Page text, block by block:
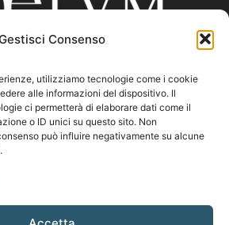
Consenso
utilizziamo tecnologie come i cookie
alle informazioni del dispositivo. Il
ci permetterà di elaborare dati come il
o ID unici su questo sito. Non
può influire negativamente su alcune
CHI SIAMO
coelumastro@coelum.com